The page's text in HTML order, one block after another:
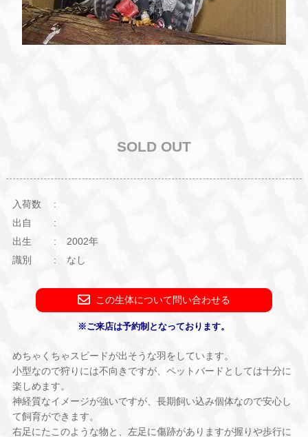
SOLD OUT
入荷数
出自
出生
2002年
識別
なし
この生体について問い合わせる
※ご来店は予約制となっております。
めちゃくちゃスピードが出そうな羽をしています。
小型なので狩りには不向きですが、ペットバードとしては十分に
楽しめます。
神経質なイメージが強いですが、長期飼い込み個体なので安心し
て飼育ができます。
右足にたこのような物と、左足に傷跡がありますが握りや歩行に